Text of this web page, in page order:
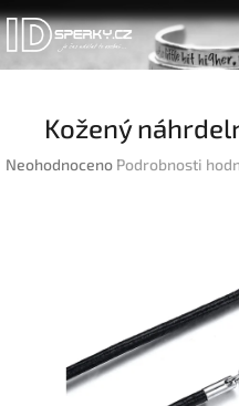
Přejít
na
obsah
Kožený
Průměrné
Neohodnoceno Podrobnosti